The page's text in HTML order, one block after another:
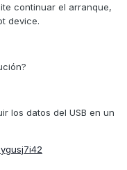
continuar el arranque,
device.
los datos del USB en un